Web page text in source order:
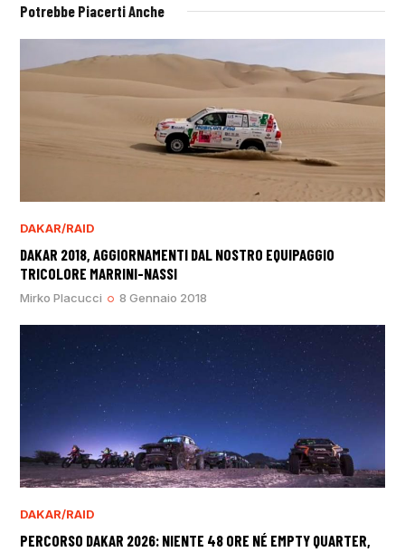
Potrebbe Piacerti Anche
DAKAR/RAID
DAKAR 2018, AGGIORNAMENTI DAL NOSTRO EQUIPAGGIO
TRICOLORE MARRINI-NASSI
Mirko Placucci 8 Gennaio 2018
DAKAR/RAID
PERCORSO DAKAR 2026: NIENTE 48 ORE NÉ EMPTY QUARTER,